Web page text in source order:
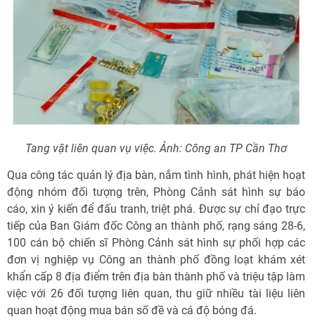
Tang vật liên quan vụ việc. Ảnh: Công an TP Cần Thơ
Qua công tác quản lý địa bàn, nắm tình hình, phát hiện hoạt
động nhóm đối tượng trên, Phòng Cảnh sát hình sự báo
cáo, xin ý kiến để đấu tranh, triệt phá. Được sự chỉ đạo trực
tiếp của Ban Giám đốc Công an thành phố, rạng sáng 28-6,
100 cán bộ chiến sĩ Phòng Cảnh sát hình sự phối hợp các
đơn vị nghiệp vụ Công an thành phố đồng loạt khám xét
khẩn cấp 8 địa điểm trên địa bàn thành phố và triệu tập làm
việc với 26 đối tượng liên quan, thu giữ nhiều tài liệu liên
quan hoạt động mua bán số đề và cá độ bóng đá.